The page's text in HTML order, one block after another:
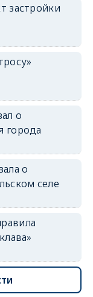
застройки
о
города
о
селе